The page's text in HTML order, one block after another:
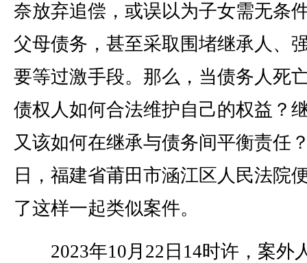
奈放弃追偿，或误以为子女需无条
父母债务，甚至采取围堵继承人、
要等过激手段。那么，当债务人死
债权人如何合法维护自己的权益？
又该如何在继承与债务间平衡责任
日，福建省莆田市涵江区人民法院
了这样一起类似案件。
2023年10月22日14时许，案外